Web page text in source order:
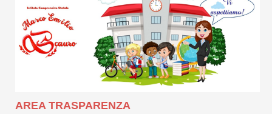
AREA TRASPARENZA